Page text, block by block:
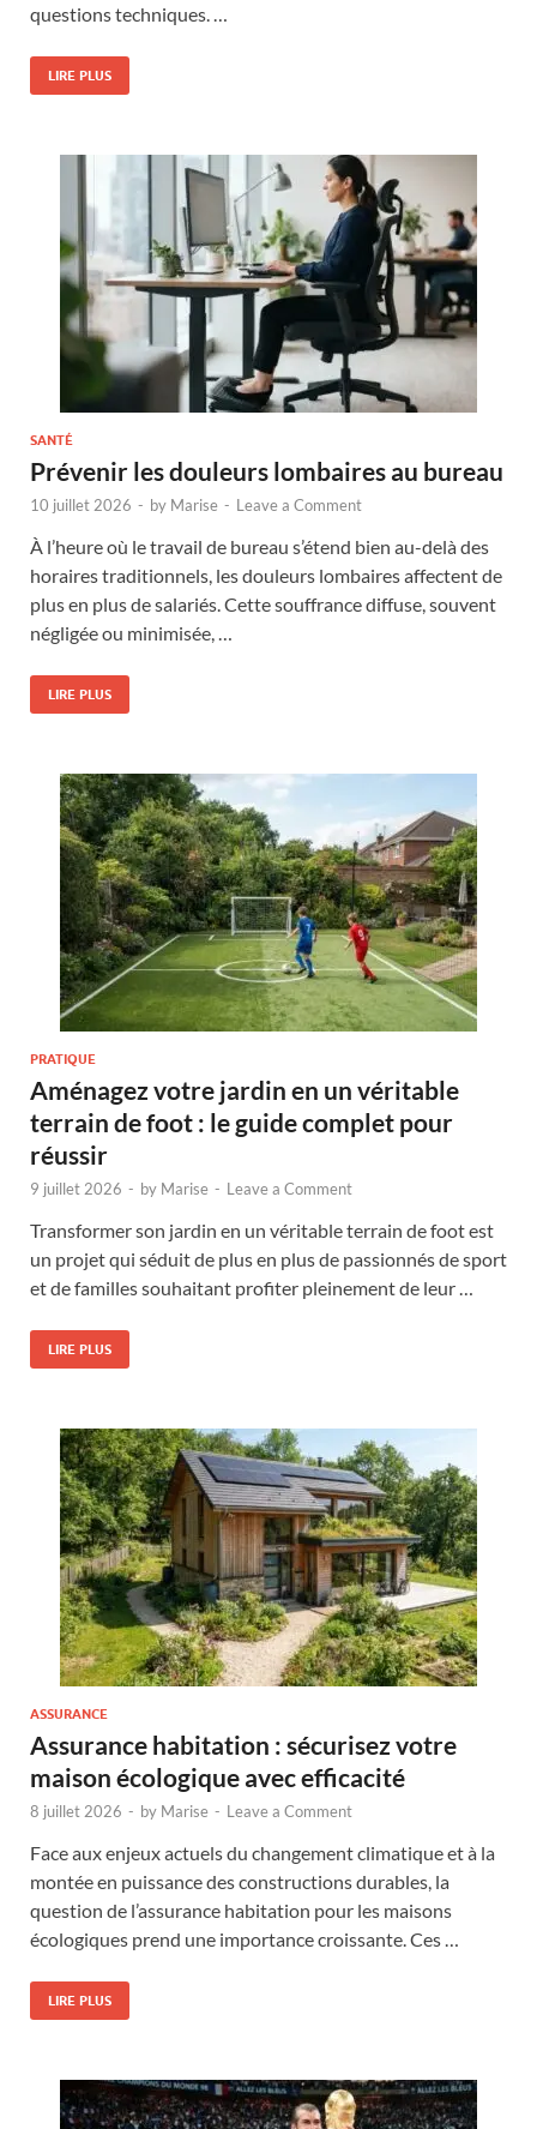
questions techniques. …
LIRE PLUS
SANTÉ
Prévenir les douleurs lombaires au bureau
10 juillet 2026 - by Marise - Leave a Comment
À l’heure où le travail de bureau s’étend bien au-delà des
horaires traditionnels, les douleurs lombaires affectent de
plus en plus de salariés. Cette souffrance diffuse, souvent
négligée ou minimisée, …
LIRE PLUS
PRATIQUE
Aménagez votre jardin en un véritable
terrain de foot : le guide complet pour
réussir
9 juillet 2026 - by Marise - Leave a Comment
Transformer son jardin en un véritable terrain de foot est
un projet qui séduit de plus en plus de passionnés de sport
et de familles souhaitant profiter pleinement de leur …
LIRE PLUS
ASSURANCE
Assurance habitation : sécurisez votre
maison écologique avec efficacité
8 juillet 2026 - by Marise - Leave a Comment
Face aux enjeux actuels du changement climatique et à la
montée en puissance des constructions durables, la
question de l’assurance habitation pour les maisons
écologiques prend une importance croissante. Ces …
LIRE PLUS